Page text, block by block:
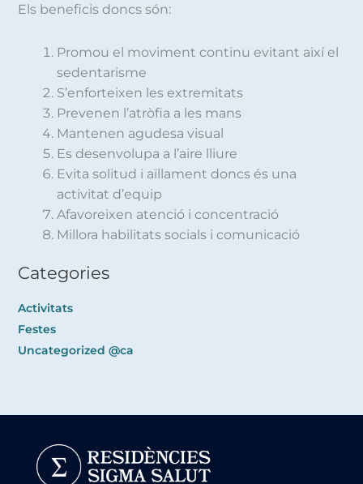
Els beneficis doncs són:
Promou el moviment continu evitant així el
sedentarisme
S’enforteixen les extremitats
Prevenen l’atròfia a les mans
Mantenen agudesa visual
Es desenvolupa a l’aire lliure
Evita solitud i aïllament doncs és una
activitat d’equip
Afavoreixen atenció i concentració
Millora habilitats socials i comunicació
Categories
Activitats
Festes
Uncategorized @ca